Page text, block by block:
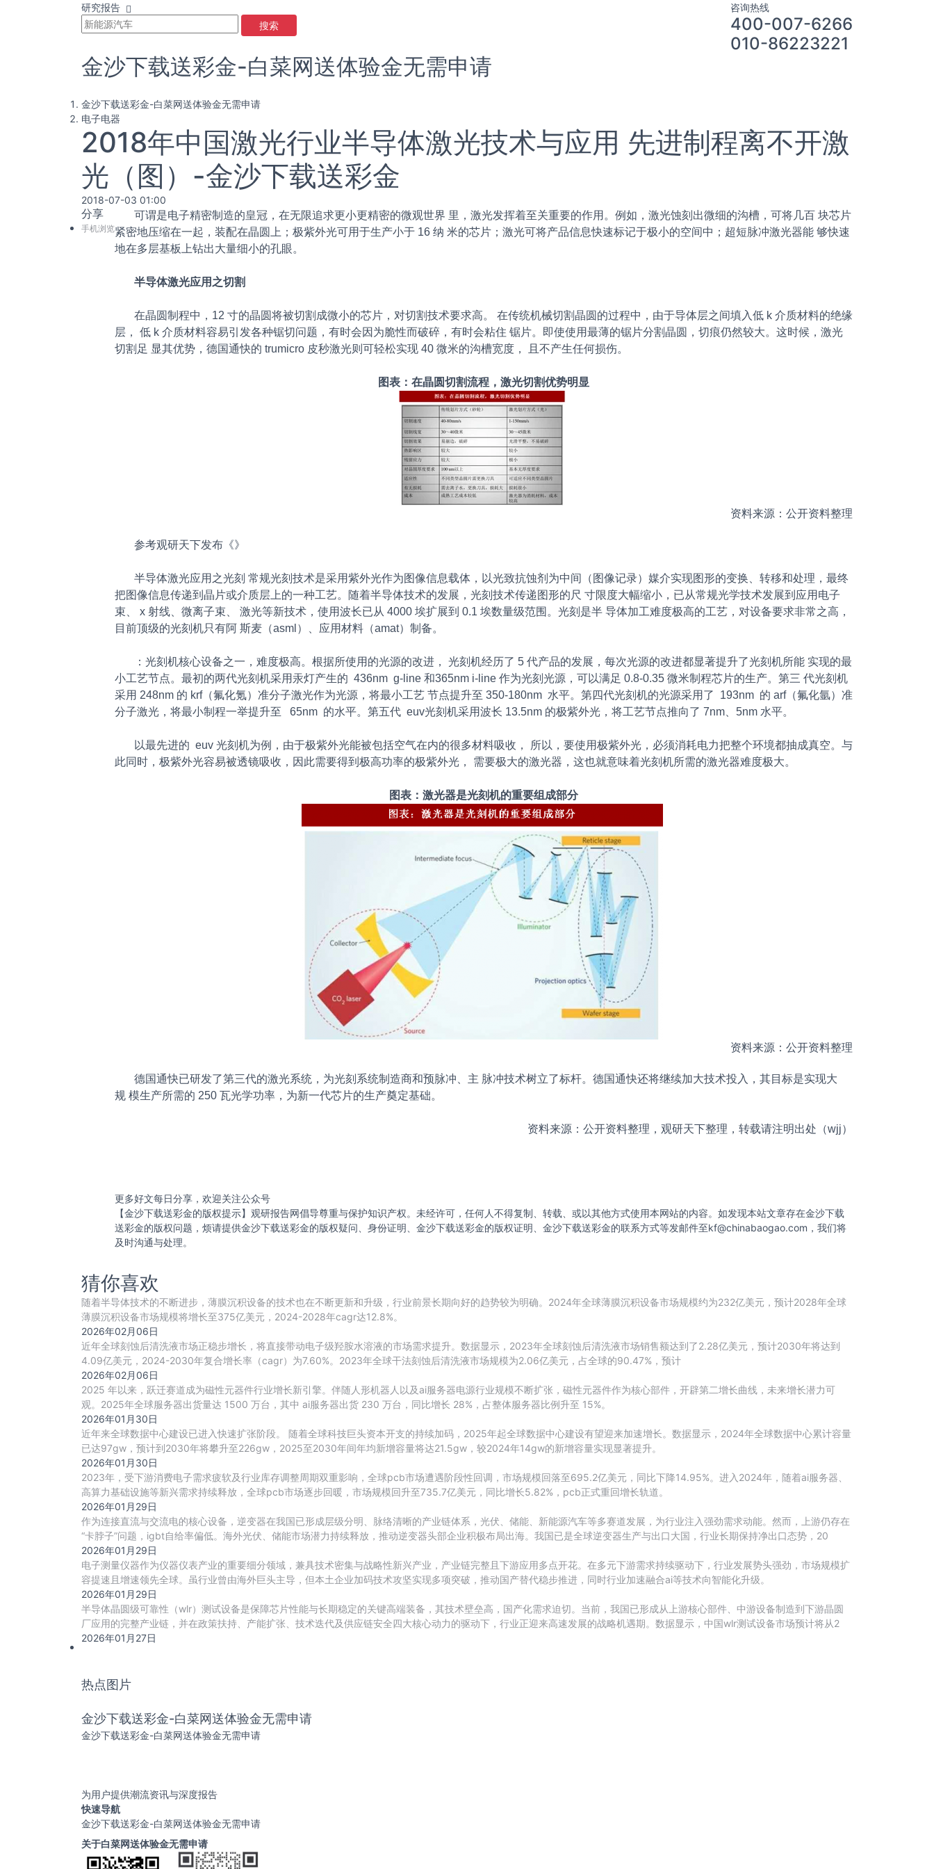
研究报告
搜索
咨询热线
400-007-6266
010-86223221
金沙下载送彩金-白菜网送体验金无需申请
金沙下载送彩金-白菜网送体验金无需申请
电子电器
2018年中国激光行业半导体激光技术与应用 先进制程离不开激
光（图）-金沙下载送彩金
2018-07-03 01:00
分享
手机浏览
可谓是电子精密制造的皇冠，在无限追求更小更精密的微观世界 里，激光发挥着至关重要的作用。例如，激光蚀刻出微细的沟槽，可将几百 块芯片
紧密地压缩在一起，装配在晶圆上；极紫外光可用于生产小于 16 纳 米的芯片；激光可将产品信息快速标记于极小的空间中；超短脉冲激光器能 够快速
地在多层基板上钻出大量细小的孔眼。
半导体激光应用之切割
在晶圆制程中，12 寸的晶圆将被切割成微小的芯片，对切割技术要求高。 在传统机械切割晶圆的过程中，由于导体层之间填入低 k 介质材料的绝缘
层， 低 k 介质材料容易引发各种锯切问题，有时会因为脆性而破碎，有时会粘住 锯片。即使使用最薄的锯片分割晶圆，切痕仍然较大。这时候，激光
切割足 显其优势，德国通快的 trumicro 皮秒激光则可轻松实现 40 微米的沟槽宽度， 且不产生任何损伤。
图表：在晶圆切割流程，激光切割优势明显
资料来源：公开资料整理
参考观研天下发布《》
半导体激光应用之光刻 常规光刻技术是采用紫外光作为图像信息载体，以光致抗蚀剂为中间（图像记录）媒介实现图形的变换、转移和处理，最终
把图像信息传递到晶片或介质层上的一种工艺。随着半导体技术的发展，光刻技术传递图形的尺 寸限度大幅缩小，已从常规光学技术发展到应用电子
束、 x 射线、微离子束、 激光等新技术，使用波长已从 4000 埃扩展到 0.1 埃数量级范围。光刻是半 导体加工难度极高的工艺，对设备要求非常之高，
目前顶级的光刻机只有阿 斯麦（asml）、应用材料（amat）制备。
：光刻机核心设备之一，难度极高。根据所使用的光源的改进， 光刻机经历了 5 代产品的发展，每次光源的改进都显著提升了光刻机所能 实现的最
小工艺节点。最初的两代光刻机采用汞灯产生的 436nm g-line 和365nm i-line 作为光刻光源，可以满足 0.8-0.35 微米制程芯片的生产。第三 代光刻机
采用 248nm 的 krf（氟化氪）准分子激光作为光源，将最小工艺 节点提升至 350-180nm 水平。第四代光刻机的光源采用了 193nm 的 arf（氟化氩）准
分子激光，将最小制程一举提升至 65nm 的水平。第五代 euv光刻机采用波长 13.5nm 的极紫外光，将工艺节点推向了 7nm、5nm 水平。
以最先进的 euv 光刻机为例，由于极紫外光能被包括空气在内的很多材料吸收， 所以，要使用极紫外光，必须消耗电力把整个环境都抽成真空。与
此同时，极紫外光容易被透镜吸收，因此需要得到极高功率的极紫外光， 需要极大的激光器，这也就意味着光刻机所需的激光器难度极大。
图表：激光器是光刻机的重要组成部分
资料来源：公开资料整理
德国通快已研发了第三代的激光系统，为光刻系统制造商和预脉冲、主 脉冲技术树立了标杆。德国通快还将继续加大技术投入，其目标是实现大
规 模生产所需的 250 瓦光学功率，为新一代芯片的生产奠定基础。
资料来源：公开资料整理，观研天下整理，转载请注明出处（wjj）
更多好文每日分享，欢迎关注公众号
【金沙下载送彩金的版权提示】观研报告网倡导尊重与保护知识产权。未经许可，任何人不得复制、转载、或以其他方式使用本网站的内容。如发现本站文章存在金沙下载
送彩金的版权问题，烦请提供金沙下载送彩金的版权疑问、身份证明、金沙下载送彩金的版权证明、金沙下载送彩金的联系方式等发邮件至kf@chinabaogao.com ，我们将
及时沟通与处理。
猜你喜欢
随着半导体技术的不断进步，薄膜沉积设备的技术也在不断更新和升级，行业前景长期向好的趋势较为明确。2024年全球薄膜沉积设备市场规模约为232亿美元，预计2028年全球
薄膜沉积设备市场规模将增长至375亿美元，2024-2028年cagr达12.8%。
2026年02月06日
近年全球刻蚀后清洗液市场正稳步增长，将直接带动电子级羟胺水溶液的市场需求提升。数据显示，2023年全球刻蚀后清洗液市场销售额达到了2.28亿美元，预计2030年将达到
4.09亿美元，2024-2030年复合增长率（cagr）为7.60%。2023年全球干法刻蚀后清洗液市场规模为2.06亿美元，占全球的90.47%，预计
2026年02月06日
2025 年以来，跃迁赛道成为磁性元器件行业增长新引擎。伴随人形机器人以及ai服务器电源行业规模不断扩张，磁性元器件作为核心部件，开辟第二增长曲线，未来增长潜力可
观。2025年全球服务器出货量达 1500 万台，其中 ai服务器出货 230 万台，同比增长 28%，占整体服务器比例升至 15%。
2026年01月30日
近年来全球数据中心建设已进入快速扩张阶段。 随着全球科技巨头资本开支的持续加码，2025年起全球数据中心建设有望迎来加速增长。数据显示，2024年全球数据中心累计容量
已达97gw，预计到2030年将攀升至226gw，2025至2030年间年均新增容量将达21.5gw，较2024年14gw的新增容量实现显著提升。
2026年01月30日
2023年，受下游消费电子需求疲软及行业库存调整周期双重影响，全球pcb市场遭遇阶段性回调，市场规模回落至695.2亿美元，同比下降14.95%。进入2024年，随着ai服务器、
高算力基础设施等新兴需求持续释放，全球pcb市场逐步回暖，市场规模回升至735.7亿美元，同比增长5.82%，pcb正式重回增长轨道。
2026年01月29日
作为连接直流与交流电的核心设备，逆变器在我国已形成层级分明、脉络清晰的产业链体系，光伏、储能、新能源汽车等多赛道发展，为行业注入强劲需求动能。然而，上游仍存在
“卡脖子”问题，igbt自给率偏低。海外光伏、储能市场潜力持续释放，推动逆变器头部企业积极布局出海。我国已是全球逆变器生产与出口大国，行业长期保持净出口态势，20
2026年01月29日
电子测量仪器作为仪器仪表产业的重要细分领域，兼具技术密集与战略性新兴产业，产业链完整且下游应用多点开花。在多元下游需求持续驱动下，行业发展势头强劲，市场规模扩
容提速且增速领先全球。虽行业曾由海外巨头主导，但本土企业加码技术攻坚实现多项突破，推动国产替代稳步推进，同时行业加速融合ai等技术向智能化升级。
2026年01月29日
半导体晶圆级可靠性（wlr）测试设备是保障芯片性能与长期稳定的关键高端装备，其技术壁垒高，国产化需求迫切。当前，我国已形成从上游核心部件、中游设备制造到下游晶圆
厂应用的完整产业链，并在政策扶持、产能扩张、技术迭代及供应链安全四大核心动力的驱动下，行业正迎来高速发展的战略机遇期。数据显示，中国wlr测试设备市场预计将从2
2026年01月27日
热点图片
金沙下载送彩金-白菜网送体验金无需申请
金沙下载送彩金-白菜网送体验金无需申请
为用户提供潮流资讯与深度报告
快速导航
金沙下载送彩金-白菜网送体验金无需申请
关于白菜网送体验金无需申请